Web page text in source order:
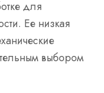
для
Ее низкая
выбором